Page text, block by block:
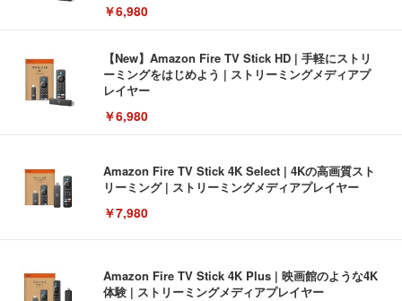
￥6,980
【New】Amazon Fire TV Stick HD | 手軽にストリ
ーミングをはじめよう | ストリーミングメディアプ
レイヤー
￥6,980
Amazon Fire TV Stick 4K Select | 4Kの高画質スト
リーミング | ストリーミングメディアプレイヤー
￥7,980
Amazon Fire TV Stick 4K Plus | 映画館のような4K
体験 | ストリーミングメディアプレイヤー